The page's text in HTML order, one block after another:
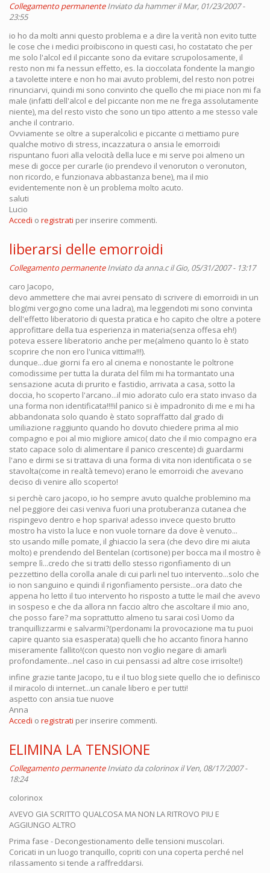
Collegamento permanente Inviato dahammeril Mar, 01/23/2007 -
23:55
io ho da molti anni questo problema e a dire la verità non evito tutte
le cose che i medici proibiscono in questi casi, ho costatato che per
me solo l'alcol ed il piccante sono da evitare scrupolosamente, il
resto non mi fa nessun effetto, es. la cioccolata fondente la mangio
a tavolette intere e non ho mai avuto problemi, del resto non potrei
rinunciarvi, quindi mi sono convinto che quello che mi piace non mi fa
male (infatti dell'alcol e del piccante non me ne frega assolutamente
niente), ma del resto visto che sono un tipo attento a me stesso vale
anche il contrario.
Ovviamente se oltre a superalcolici e piccante ci mettiamo pure
qualche motivo di stress, incazzatura o ansia le emorroidi
rispuntano fuori alla velocità della luce e mi serve poi almeno un
mese di gocce per curarle (io prendevo il venoruton o veronuton,
non ricordo, e funzionava abbastanza bene), ma il mio
evidentemente non è un problema molto acuto.
saluti
Lucio
Accedi o registrati per inserire commenti.
liberarsi delle emorroidi
Collegamento permanente Inviato daanna.cil Gio, 05/31/2007 - 13:17
caro Jacopo,
devo ammettere che mai avrei pensato di scrivere di emorroidi in un
blog(mi vergogno come una ladra), ma leggendoti mi sono convinta
dell'effetto liberatorio di questa pratica e ho capito che oltre a potere
approfittare della tua esperienza in materia(senza offesa eh!)
poteva essere liberatorio anche per me(almeno quanto lo è stato
scoprire che non ero l'unica vittima!!!).
dunque...due giorni fa ero al cinema e nonostante le poltrone
comodissime per tutta la durata del film mi ha tormantato una
sensazione acuta di prurito e fastidio, arrivata a casa, sotto la
doccia, ho scoperto l'arcano...il mio adorato culo era stato invaso da
una forma non identificata!!!!il panico si è impadronito di me e mi ha
abbandonata solo quando è stato sopraffatto dal grado di
umiliazione raggiunto quando ho dovuto chiedere prima al mio
compagno e poi al mio migliore amico( dato che il mio compagno era
stato capace solo di alimentare il panico crescente) di guardarmi
l'ano e dirmi se si trattava di una forma di vita non identificata o se
stavolta(come in realtà temevo) erano le emorroidi che avevano
deciso di venire allo scoperto!
si perchè caro jacopo, io ho sempre avuto qualche problemino ma
nel peggiore dei casi veniva fuori una protuberanza cutanea che
rispingevo dentro e hop spariva! adesso invece questo brutto
mostro ha visto la luce e non vuole tornare da dove è venuto...
sto usando mille pomate, il ghiaccio la sera (che devo dire mi aiuta
molto) e prendendo del Bentelan (cortisone) per bocca ma il mostro è
sempre lì...credo che si tratti dello stesso rigonfiamento di un
pezzettino della corolla anale di cui parli nel tuo intervento...solo che
io non sanguino e quindi il rigonfiamento persiste...ora dato che
appena ho letto il tuo intervento ho risposto a tutte le mail che avevo
in sospeso e che da allora nn faccio altro che ascoltare il mio ano,
che posso fare? ma soprattutto almeno tu sarai così Uomo da
tranquillizzarmi e salvarmi?(perdonami la provocazione ma tu puoi
capire quanto sia esasperata) quelli che ho accanto finora hanno
miseramente fallito!(con questo non voglio negare di amarli
profondamente...nel caso in cui pensassi ad altre cose irrisolte!)
infine grazie tante Jacopo, tu e il tuo blog siete quello che io definisco
il miracolo di internet...un canale libero e per tutti!
aspetto con ansia tue nuove
Anna
Accedi o registrati per inserire commenti.
ELIMINA LA TENSIONE
Collegamento permanente Inviato dacolorinoxil Ven, 08/17/2007 -
18:24
colorinox
AVEVO GIA SCRITTO QUALCOSA MA NON LA RITROVO PIU E
AGGIUNGO ALTRO
Prima fase - Decongestionamento delle tensioni muscolari.
Coricati in un luogo tranquillo, copriti con una coperta perché nel
rilassamento si tende a raffreddarsi.